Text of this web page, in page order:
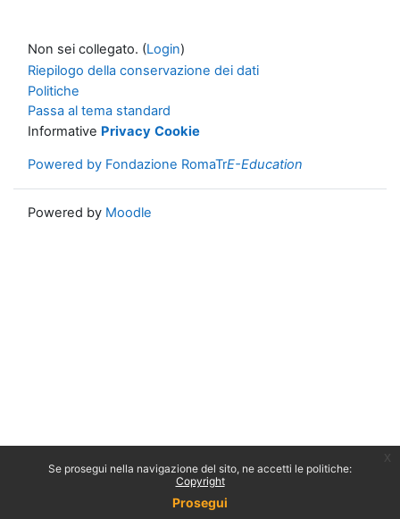
Se prosegui nella navigazione del sito, ne accetti le politiche:
Copyright
Prosegui
Non sei collegato. (Login)
Riepilogo della conservazione dei dati
Politiche
Passa al tema standard
Informative Privacy Cookie
Powered by Fondazione RomaTrE-Education
Powered by Moodle